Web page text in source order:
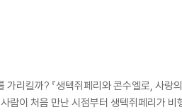
리킬까? 『생텍쥐페리와 콘수엘로, 사랑
람이 처음 만난 시점부터 생텍쥐페리가